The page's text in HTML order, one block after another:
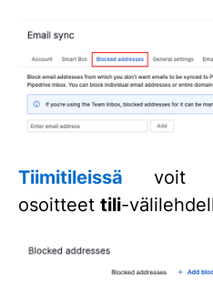
Tiimitileissä voit
osoitteet tili-